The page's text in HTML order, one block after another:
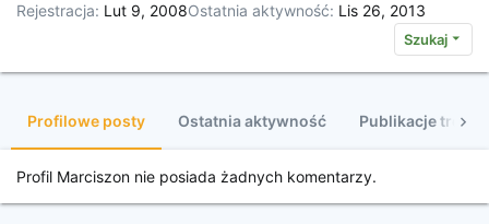
Rejestracja Lut 9, 2008Ostatnia aktywność Lis 26, 2013
Szukaj
Profilowe posty Ostatnia aktywność Publikacje treści
Profil Marciszon nie posiada żadnych komentarzy.